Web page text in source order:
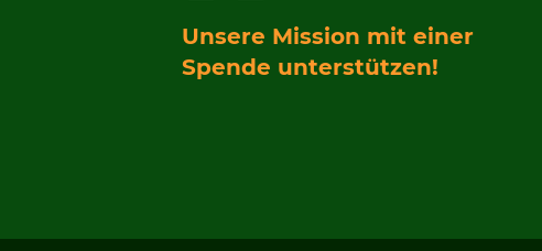
Unsere Mission mit einer
Spende unterstützen!